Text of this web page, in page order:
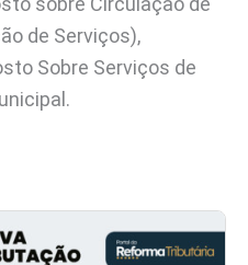
de Serviços),
Sobre Serviços de